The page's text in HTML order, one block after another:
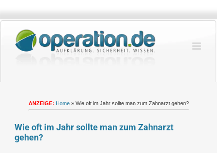
springen
ANZEIGE: Home» Wie oft im Jahr sollte man zum Zahnarzt gehen?
Wie oft im Jahr sollte man zum Zahnarzt
gehen?